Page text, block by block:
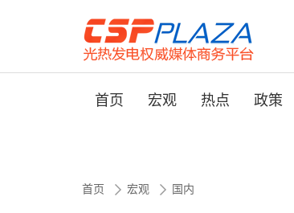
首页 宏观 热点 政策
首页 宏观 国内